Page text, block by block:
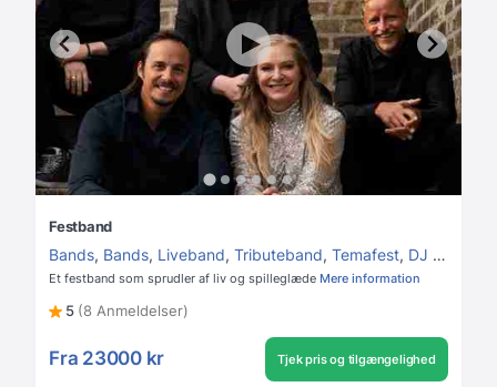
Festband
Bands, Bands, Liveband, Tributeband, Temafest, DJ & Band
Et festband som sprudler af liv og spilleglæde Mere information
5 (8 Anmeldelser)
Fra 23000 kr Tjek pris og tilgængelighed